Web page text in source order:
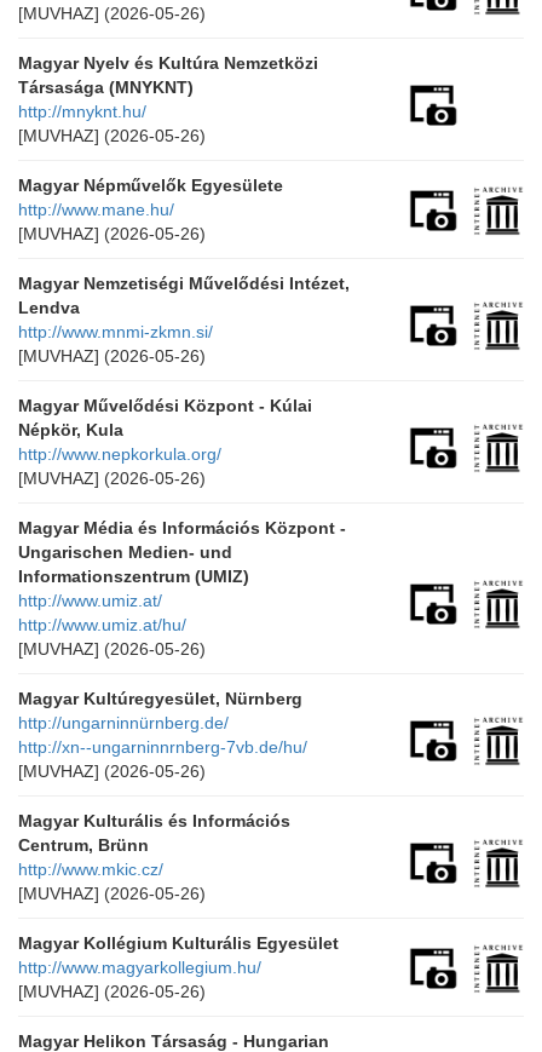
[MUVHAZ] (2026-05-26)
Magyar Nyelv és Kultúra Nemzetközi
Társasága (MNYKNT)
http://mnyknt.hu/
[MUVHAZ] (2026-05-26)
Magyar Népművelők Egyesülete
http://www.mane.hu/
[MUVHAZ] (2026-05-26)
Magyar Nemzetiségi Művelődési Intézet,
Lendva
http://www.mnmi-zkmn.si/
[MUVHAZ] (2026-05-26)
Magyar Művelődési Központ - Kúlai
Népkör, Kula
http://www.nepkorkula.org/
[MUVHAZ] (2026-05-26)
Magyar Média és Információs Központ -
Ungarischen Medien- und
Informationszentrum (UMIZ)
http://www.umiz.at/
http://www.umiz.at/hu/
[MUVHAZ] (2026-05-26)
Magyar Kultúregyesület, Nürnberg
http://ungarninnürnberg.de/
http://xn--ungarninnrnberg-7vb.de/hu/
[MUVHAZ] (2026-05-26)
Magyar Kulturális és Információs
Centrum, Brünn
http://www.mkic.cz/
[MUVHAZ] (2026-05-26)
Magyar Kollégium Kulturális Egyesület
http://www.magyarkollegium.hu/
[MUVHAZ] (2026-05-26)
Magyar Helikon Társaság - Hungarian